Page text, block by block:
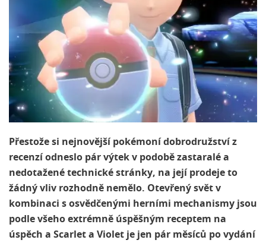
Přestože si nejnovější pokémoní dobrodružství z
recenzí odneslo pár výtek v podobě zastaralé a
nedotažené technické stránky, na její prodeje to
žádný vliv rozhodně nemělo. Otevřený svět v
kombinaci s osvědčenými herními mechanismy jsou
podle všeho extrémně úspěšným receptem na
úspěch a Scarlet a Violet je jen pár měsíců po vydání